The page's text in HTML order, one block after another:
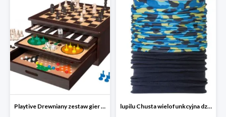
Playtive Drewniany zestaw gier 10 w 1 lupilu Chusta wielofunkcyjna dziecięca